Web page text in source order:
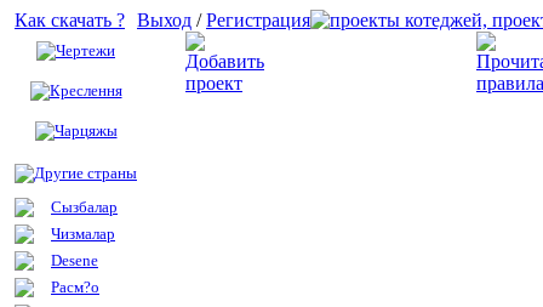
Как скачать ?
Чертежи
Креслення
Чарцяжы
Другие страны
Сызбалар
Чизмалар
Desene
Расм?о
Выход /Регистрация